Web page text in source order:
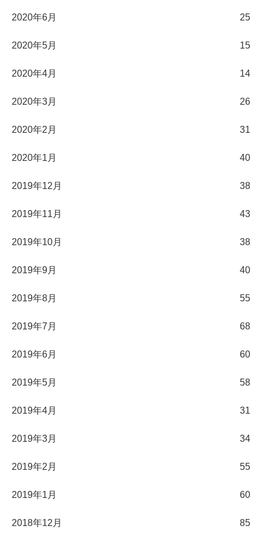
2020年6月 25
2020年5月 15
2020年4月 14
2020年3月 26
2020年2月 31
2020年1月 40
2019年12月 38
2019年11月 43
2019年10月 38
2019年9月 40
2019年8月 55
2019年7月 68
2019年6月 60
2019年5月 58
2019年4月 31
2019年3月 34
2019年2月 55
2019年1月 60
2018年12月 85